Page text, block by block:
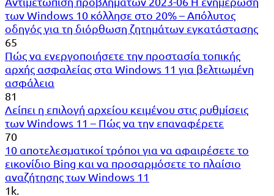
των Windows 10 κόλλησε στο 20% – Απόλυτος
οδηγός για τη διόρθωση ζητημάτων εγκατάστασης
65
Πώς να ενεργοποιήσετε την προστασία τοπικής
αρχής ασφαλείας στα Windows 11 για βελτιωμένη
ασφάλεια
81
Λείπει η επιλογή αρχείου κειμένου στις ρυθμίσεις
των Windows 11 – Πώς να την επαναφέρετε
70
10 αποτελεσματικοί τρόποι για να αφαιρέσετε το
εικονίδιο Bing και να προσαρμόσετε το πλαίσιο
αναζήτησης των Windows 11
1k.